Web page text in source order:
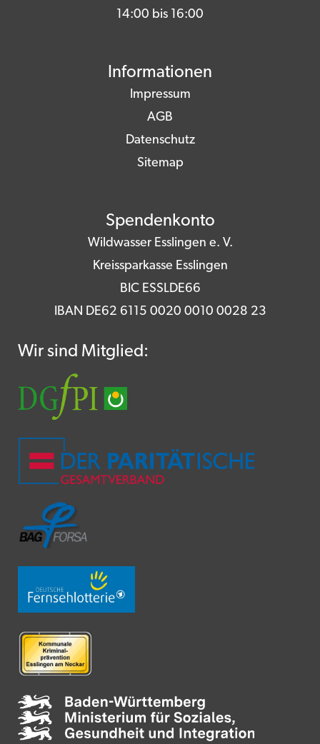
14:00 bis 16:00
Informationen
Impressum
AGB
Datenschutz
Sitemap
Spendenkonto
Wildwasser Esslingen e. V.
Kreissparkasse Esslingen
BIC ESSLDE66
IBAN DE62 6115 0020 0010 0028 23
Wir sind Mitglied: